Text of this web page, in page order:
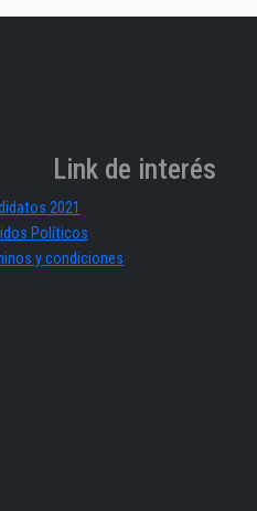
Link de interés
2021
Políticos
y condiciones